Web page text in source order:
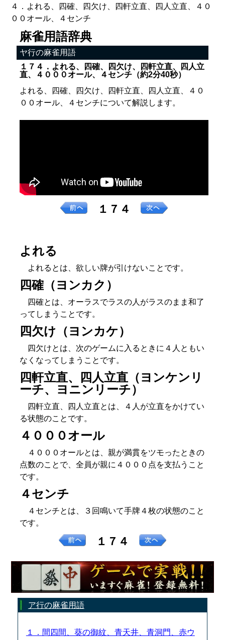
４．よれる、四確、四欠け、四軒立直、四人立直、４０
００オール、４センチ
麻雀用語辞典
ヤ行の麻雀用語
１７４．よれる、四確、四欠け、四軒立直、四人立
直、４０００オール、４センチ（約2分40秒）
よれる、四確、四欠け、四軒立直、四人立直、４０
００オール、４センチについて解説します。
１７４
よれる
よれるとは、欲しい牌が引けないことです。
四確（ヨンカク）
四確とは、オーラスでラスの人がラスのまま和了
ってしまうことです。
四欠け（ヨンカケ）
四欠けとは、次のゲームに入るときに４人ともい
なくなってしまうことです。
四軒立直、四人立直（ヨンケンリ
ーチ、ヨニンリーチ）
四軒立直、四人立直とは、４人が立直をかけてい
る状態のことです。
４０００オール
４０００オールとは、親が満貫をツモったときの
点数のことで、全員が親に４０００点を支払うこと
です。
４センチ
４センチとは、３回鳴いて手牌４枚の状態のこと
です。
１７４
ア行の麻雀用語
１．間四間、葵の御紋、青天井、青洞門、赤ウ